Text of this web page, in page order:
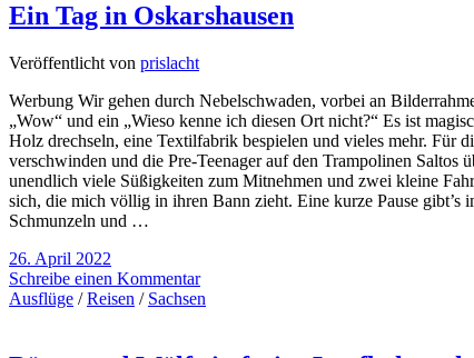
Ein Tag in Oskarshausen
Veröffentlicht von prislacht
Werbung Wir gehen durch Nebelschwaden, vorbei an
„Wow“ und ein „Wieso kenne ich diesen Ort nicht?“ Es ist
Holz drechseln, eine Textilfabrik bespielen und vieles mehr. Für
verschwinden und die Pre-Teenager auf den Trampolinen
unendlich viele Süßigkeiten zum Mitnehmen und zwei kleine
sich, die mich völlig in ihren Bann zieht. Eine kurze Pause
Schmunzeln und …
26. April 2022
Schreibe einen Kommentar
Ausflüge /Reisen / Sachsen